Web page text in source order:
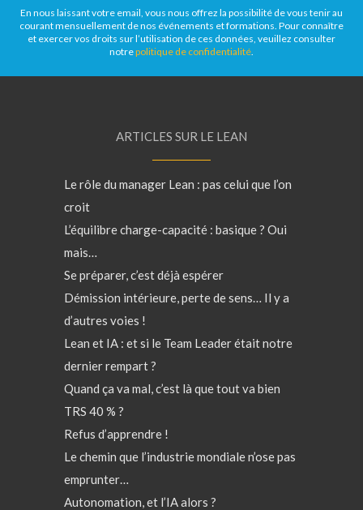
En nous laissant votre email, vous nous offrez la possibilité de vous tenir au
courant mensuellement de nos événements et formations. Pour connaître
et exercer vos droits sur l’utilisation de ces données, veuillez consulter
notrepolitique de confidentialité
ARTICLES SUR LE LEAN
Le rôle du manager Lean : pas celui que l’on
croit
L’équilibre charge-capacité : basique ? Oui
mais…
Se préparer, c’est déjà espérer
Démission intérieure, perte de sens… Il y a
d’autres voies !
Lean et IA : et si le Team Leader était notre
dernier rempart ?
Quand ça va mal, c’est là que tout va bien
TRS 40 % ?
Refus d’apprendre !
Le chemin que l’industrie mondiale n’ose pas
emprunter…
Autonomation, et l’IA alors ?